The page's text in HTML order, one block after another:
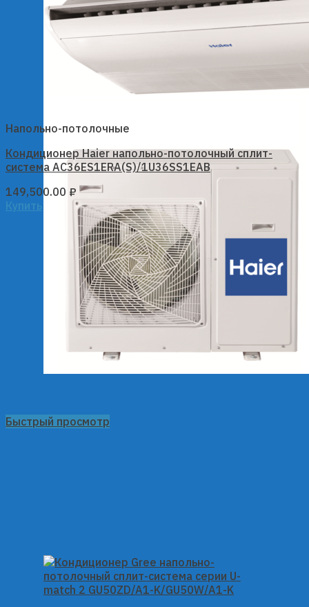
Быстрый просмотр
Напольно-потолочные
Кондиционер Haier напольно-потолочный сплит-
система AC36ES1ERA(S)/1U36SS1EAB
149,500.00 ₽
Купить